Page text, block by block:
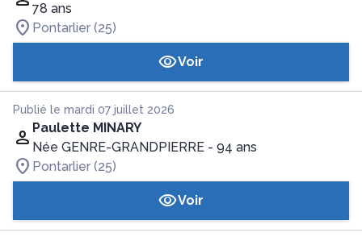
78 ans
Pontarlier (25)
Voir
Publié le mardi 07 juillet 2026
Paulette MINARY
Née GENRE-GRANDPIERRE - 94 ans
Pontarlier (25)
Voir